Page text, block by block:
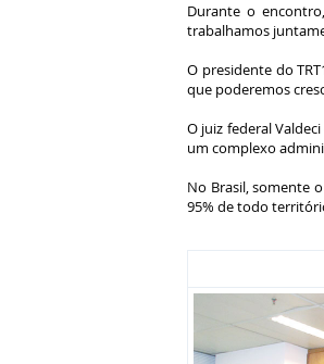
Durante o
trabalhamos
O presidente do
que poderemos
O juiz federal
um complexo
No Brasil, somente
95% de todo